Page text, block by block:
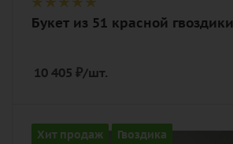
Букет из 51 красной гвоздики
10 405 ₽/шт.
Хит продаж Гвоздика
Количество